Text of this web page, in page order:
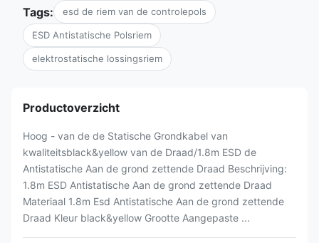
Tags: esd de riem van de controlepols
ESD Antistatische Polsriem
elektrostatische lossingsriem
Productoverzicht
Hoog - van de de Statische Grondkabel van
kwaliteitsblack&yellow van de Draad/1.8m ESD de
Antistatische Aan de grond zettende Draad Beschrijving:
1.8m ESD Antistatische Aan de grond zettende Draad
Materiaal 1.8m Esd Antistatische Aan de grond zettende
Draad Kleur black&yellow Grootte Aangepaste ...